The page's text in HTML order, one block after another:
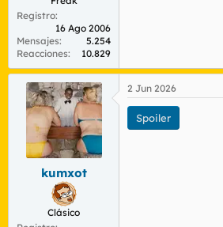
Registro
16 Ago 2006
Mensajes
5.254
Reacciones
10.829
kumxot
Clásico
2 Jun 2026
Spoiler